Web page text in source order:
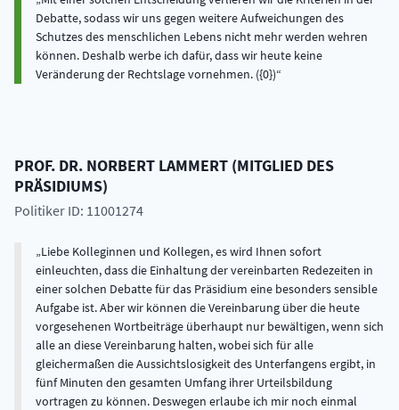
Debatte, sodass wir uns gegen weitere Aufweichungen des
Schutzes des menschlichen Lebens nicht mehr werden wehren
können. Deshalb werbe ich dafür, dass wir heute keine
Veränderung der Rechtslage vornehmen. ({0})
PROF. DR. NORBERT LAMMERT (MITGLIED DES
PRÄSIDIUMS)
Politiker ID: 11001274
Liebe Kolleginnen und Kollegen, es wird Ihnen sofort
einleuchten, dass die Einhaltung der vereinbarten Redezeiten in
einer solchen Debatte für das Präsidium eine besonders sensible
Aufgabe ist. Aber wir können die Vereinbarung über die heute
vorgesehenen Wortbeiträge überhaupt nur bewältigen, wenn sich
alle an diese Vereinbarung halten, wobei sich für alle
gleichermaßen die Aussichtslosigkeit des Unterfangens ergibt, in
fünf Minuten den gesamten Umfang ihrer Urteilsbildung
vortragen zu können. Deswegen erlaube ich mir noch einmal